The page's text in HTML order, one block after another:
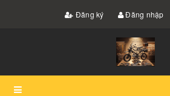
Đăng ký Đăng nhập